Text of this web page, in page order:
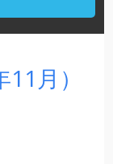
月）